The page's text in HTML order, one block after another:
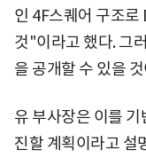
인 4F스퀘어 구조로
것"이라고 했다. 그
을 공개할 수 있을
유 부사장은 이를
진할 계획이라고 설